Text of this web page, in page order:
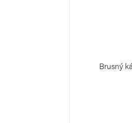
Brusný